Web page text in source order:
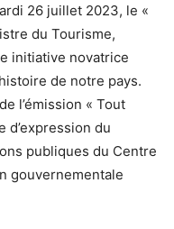
26 juillet 2023, le «
du Tourisme,
initiative novatrice
de notre pays.
l’émission « Tout
d’expression du
publiques du Centre
gouvernementale